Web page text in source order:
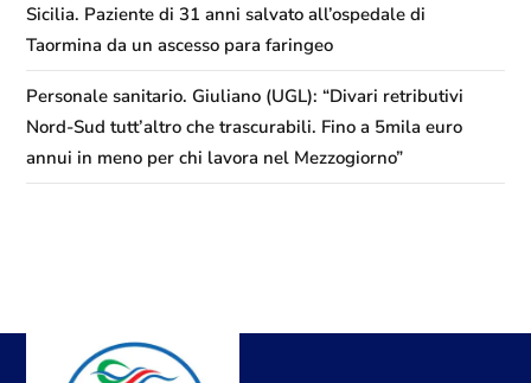
Sicilia. Paziente di 31 anni salvato all’ospedale di
Taormina da un ascesso para faringeo
Personale sanitario. Giuliano (UGL): “Divari retributivi
Nord-Sud tutt’altro che trascurabili. Fino a 5mila euro
annui in meno per chi lavora nel Mezzogiorno”